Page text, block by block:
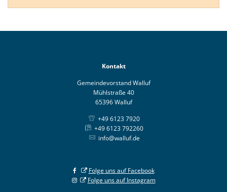
Kontakt
Gemeindevorstand Walluf
Mühlstraße 40
65396 Walluf
+49 6123 7920
+49 6123 792260
info@walluf.de
Folge uns auf Facebook
Folge uns auf Instagram